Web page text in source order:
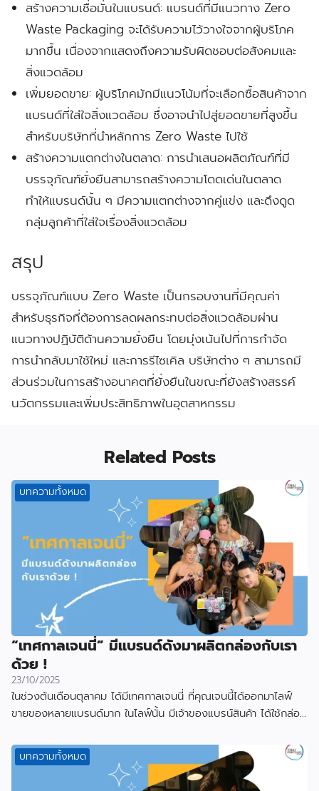
สร้างความเชื่อมั่นในแบรนด์: แบรนด์ที่มีแนวทาง Zero
Waste Packaging จะได้รับความไว้วางใจจากผู้บริโภค
มากขึ้น เนื่องจากแสดงถึงความรับผิดชอบต่อสังคมและ
สิ่งแวดล้อม
เพิ่มยอดขาย: ผู้บริโภคมักมีแนวโน้มที่จะเลือกซื้อสินค้าจาก
แบรนด์ที่ใส่ใจสิ่งแวดล้อม ซึ่งอาจนำไปสู่ยอดขายที่สูงขึ้น
สำหรับบริษัทที่นำหลักการ Zero Waste ไปใช้
สร้างความแตกต่างในตลาด: การนำเสนอผลิตภัณฑ์ที่มี
บรรจุภัณฑ์ยั่งยืนสามารถสร้างความโดดเด่นในตลาด
ทำให้แบรนด์นั้น ๆ มีความแตกต่างจากคู่แข่ง และดึงดูด
กลุ่มลูกค้าที่ใส่ใจเรื่องสิ่งแวดล้อม
สรุป
บรรจุภัณฑ์แบบ Zero Waste เป็นกรอบงานที่มีคุณค่า
สำหรับธุรกิจที่ต้องการลดผลกระทบต่อสิ่งแวดล้อมผ่าน
แนวทางปฏิบัติด้านความยั่งยืน โดยมุ่งเน้นไปที่การกำจัด
การนำกลับมาใช้ใหม่ และการรีไซเคิล บริษัทต่าง ๆ สามารถมี
ส่วนร่วมในการสร้างอนาคตที่ยั่งยืนในขณะที่ยังสร้างสรรค์
นวัตกรรมและเพิ่มประสิทธิภาพในอุตสาหกรรม
Related Posts
บทความทั้งหมด
“เทศกาลเจนนี่” มีแบรนด์ดังมาผลิตกล่องกับเรา
ด้วย !
23/10/2025
ในช่วงต้นเดือนตุลาคม ได้มีเทศกาลเจนนี่ ที่คุณเจนนี้ได้ออกมาไลฟ์
ขายของหลายแบรนด์มาก ในไลฟ์นั้น มีเจ้าของแบรน์สินค้า ได้ใช้กล่อง
บทความทั้งหมด